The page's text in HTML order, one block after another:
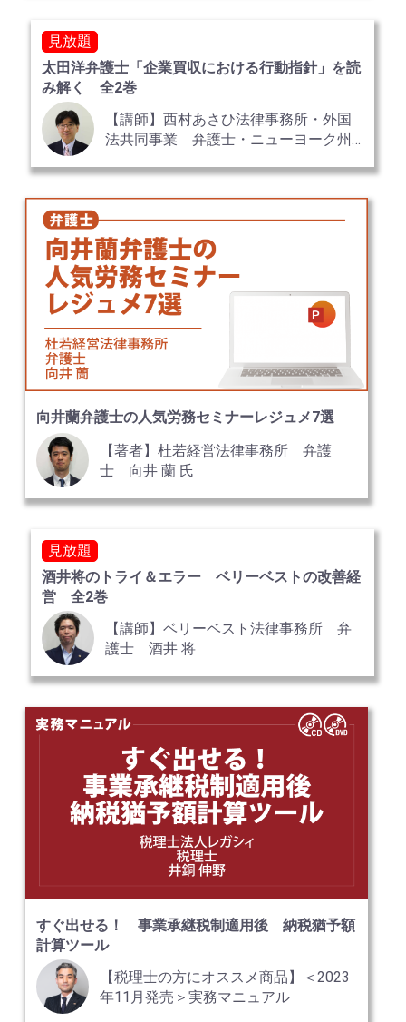
見放題
太田洋弁護士「企業買収における行動指針」を読
み解く 全2巻
【講師】西村あさひ法律事務所・外国
法共同事業 弁護士・ニューヨーク州
向井蘭弁護士の人気労務セミナーレジュメ7選
【著者】杜若経営法律事務所 弁護
士 向井 蘭 氏
見放題
酒井将のトライ＆エラー ベリーベストの改善経
営 全2巻
【講師】ベリーベスト法律事務所 弁
護士 酒井 将
すぐ出せる！ 事業承継税制適用後 納税猶予額
計算ツール
【税理士の方にオススメ商品】＜2023
年11月発売＞実務マニュアル